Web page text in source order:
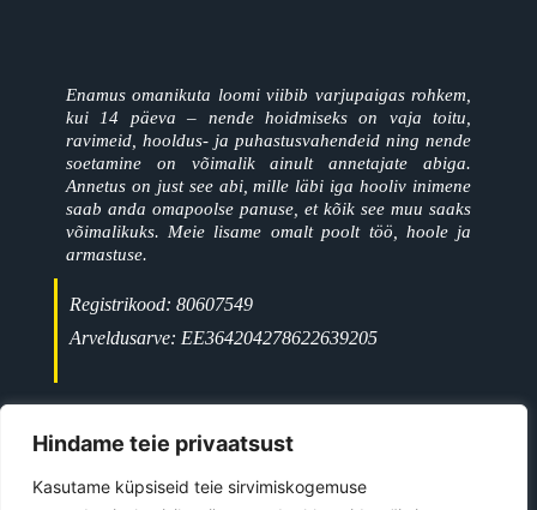
Hindame teie privaatsust
Kasutame küpsiseid teie sirvimiskogemuse
Enamus omanikuta loomi viibib varjupaigas rohkem,
kui 14 päeva – nende hoidmiseks on vaja toitu,
ravimeid, hooldus- ja puhastusvahendeid ning nende
soetamine on võimalik ainult annetajate abiga.
Annetus on just see abi, mille läbi iga hooliv inimene
saab anda omapoolse panuse, et kõik see muu saaks
võimalikuks. Meie lisame omalt poolt töö, hoole ja
armastuse.
Registrikood: 80607549
Arveldusarve: EE364204278622639205
ave@kiisutahabkoju.ee